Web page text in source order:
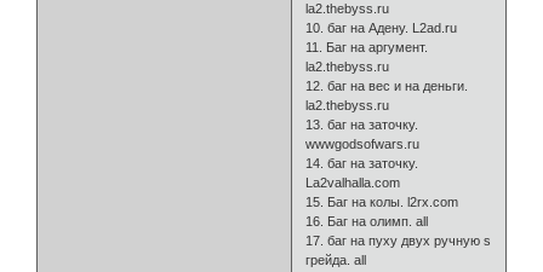
la2.thebyss.ru
10. баг на Адену. L2ad.ru
11. Баг на аргумент.
la2.thebyss.ru
12. баг на вес и на деньги.
la2.thebyss.ru
13. баг на заточку.
wwwgodsofwars.ru
14. баг на заточку.
La2valhalla.com
15. Баг на колы. l2rx.com
16. Баг на олимп. all
17. баг на пуху двух ручную s
грейда. all